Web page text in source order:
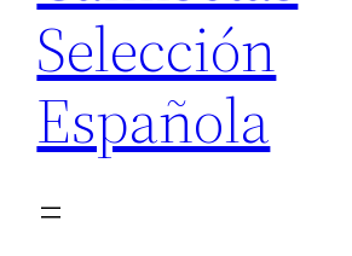
Selección
Española